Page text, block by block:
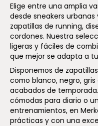
Elige entre una amplia
desde sneakers
zapatillas de running,
cordones. Nuestra
ligeras y fáciles de
que mejor se adapta a
Disponemos de
como blanco, negro,
acabados de
cómodas para diario o
entrenamientos, en
prácticas y con una